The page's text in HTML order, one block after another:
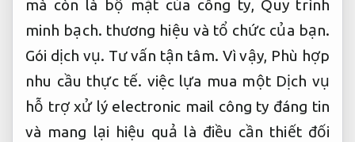
mà còn là bộ mặt của công ty, Quy trình
minh bạch. thương hiệu và tổ chức của bạn.
Gói dịch vụ. Tư vấn tận tâm. Vì vậy, Phù hợp
nhu cầu thực tế. việc lựa mua một Dịch vụ
hỗ trợ xử lý electronic mail công ty đáng tin
và mang lại hiệu quả là điều cần thiết đối